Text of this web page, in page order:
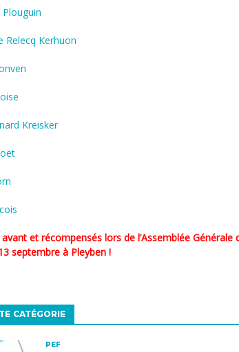
Plouguin
Relecq Kerhuon
Kreisker
septembre à Pleyben !
CATÉGORIE
PEF